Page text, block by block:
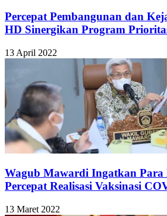
Percepat Pembangunan dan
HD Sinergikan Program
13 April 2022
Wagub Mawardi Ingatkan Para
Percepat Realisasi Vaksinasi
13 Maret 2022